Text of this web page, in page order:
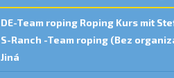
DE-Team roping Roping Kurs mit
S-Ranch -Team roping (Bez
Jiná